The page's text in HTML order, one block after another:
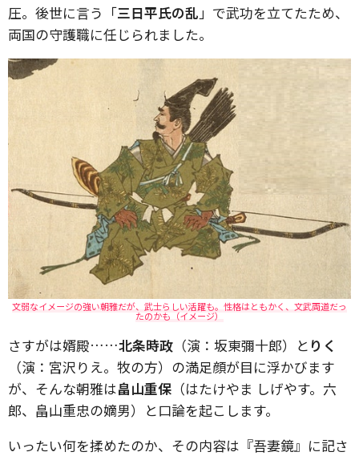
圧。後世に言う「三日平氏の乱」で武功を立てたため、
両国の守護職に任じられました。
文弱なイメージの強い朝雅だが、武士らしい活躍も。性格はともかく、文武両道だっ
たのかも（イメージ）
さすがは婿殿……北条時政 （演：坂東彌十郎）と りく
（演：宮沢りえ。牧の方）の満足顔が目に浮かびます
が、そんな朝雅は畠山重保 （はたけやま しげやす。六
郎、畠山重忠の嫡男）と口論を起こします。
いったい何を揉めたのか、その内容は『吾妻鏡』に記さ